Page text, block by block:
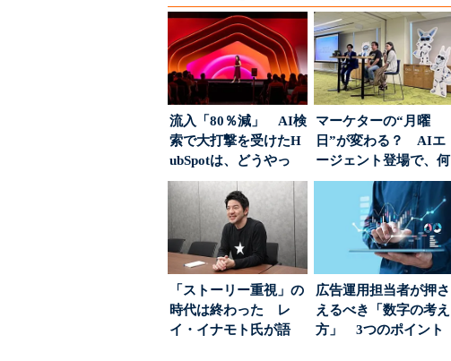
流入「80％減」 AI検
索で大打撃を受けたH
ubSpotは、どうやっ
て“未来の顧...
マーケターの“月曜
日”が変わる？ AIエ
ージェント登場で、何
が起きるか
「ストーリー重視」の
時代は終わった レ
イ・イナモト氏が語
広告運用担当者が押さ
えるべき「数字の考え
方」 3つのポイント